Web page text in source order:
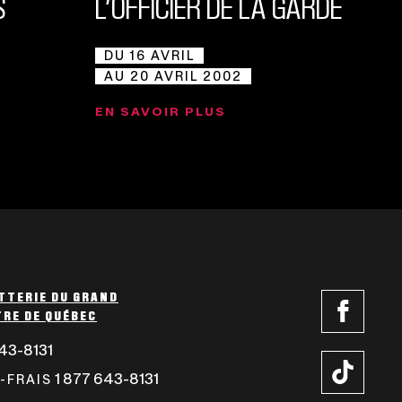
L’OFFICIER DE LA GARDE
DU 16 AVRIL
AU 20 AVRIL 2002
EN SAVOIR PLUS
DU GRAND
DE QUÉBEC
8131
LIEN
FRAIS 1 877 643-8131
Ce
lien
dans
Ce